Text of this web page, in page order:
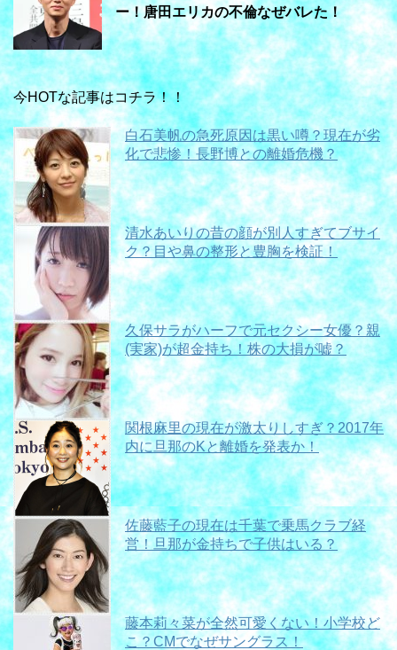
ー！唐田エリカの不倫なぜバレた！
今HOTな記事はコチラ！！
白石美帆の急死原因は黒い噂？現在が劣
化で悲惨！長野博との離婚危機？
清水あいりの昔の顔が別人すぎてブサイ
ク？目や鼻の整形と豊胸を検証！
久保サラがハーフで元セクシー女優？親
(実家)が超金持ち！株の大損が嘘？
関根麻里の現在が激太りしすぎ？2017年
内に旦那のKと離婚を発表か！
佐藤藍子の現在は千葉で乗馬クラブ経
営！旦那が金持ちで子供はいる？
藤本莉々菜が全然可愛くない！小学校ど
こ？CMでなぜサングラス！